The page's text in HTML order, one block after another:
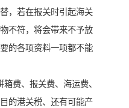
，若在报关时引起海关
不符，将会带来不予放
的各项资料一项都不能
费、报关费、海运费、
的港关税、还有可能产